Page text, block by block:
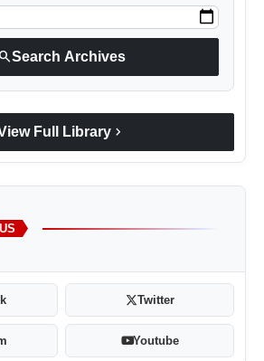
searchSearch Archives
Full Library chevron_right
US
Twitter
Youtube